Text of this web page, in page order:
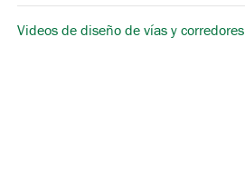
Videos de diseño de vías y corredores